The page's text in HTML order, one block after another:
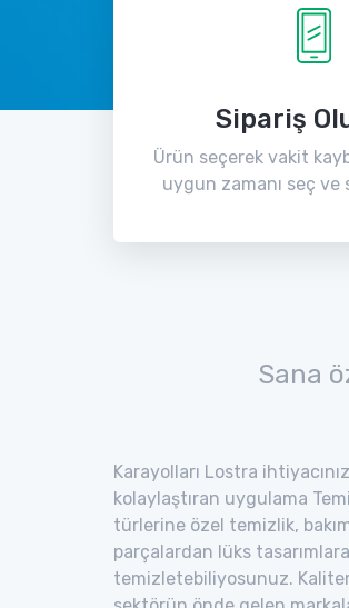
Sipariş
Ürün seçerek vakit
uygun zamanı seç ve
Sana
Karayolları Lostra
kolaylaştıran uygulama
türlerine özel temizlik,
parçalardan lüks
temizletebiliyosunuz.